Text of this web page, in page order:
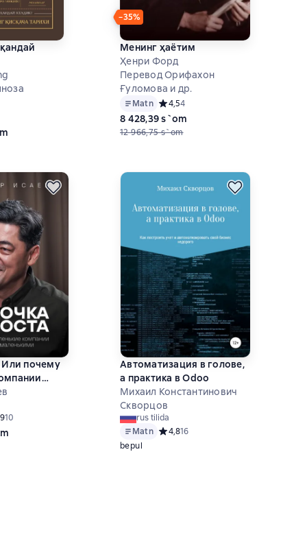
рейтинг 5 на основе 1 оценок
−35%
Менинг ҳаётим
Ҳенри Форд
Перевод Орифахон
Ғуломова и др.
Matn Средний рейтинг 4,5 на основе 4
4,54
8 428,39 s`om
12 966,75 s`om
Или почему
рейтинг 4,9 на основе 10 оценок
10
Автоматизация в голове,
а практика в Odoo
Михаил Константинович
Скворцов
rus tilida
Matn Средний рейтинг 4,8 на основе 16
4,816
bepul